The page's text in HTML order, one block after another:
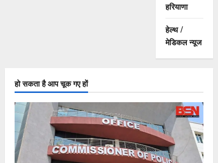
हरियाणा
हेल्थ /
मेडिकल न्यूज
हो सकता है आप चूक गए हों